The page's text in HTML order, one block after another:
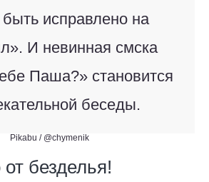
исправлено на
И невинная смска
Паша?» становится
беседы.
Pikabu / @chymenik
безделья!